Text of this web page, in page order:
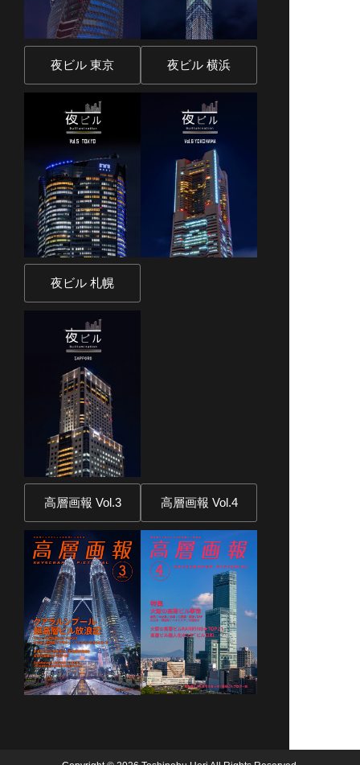
夜ビル 東京 夜ビル 横浜
夜ビル 札幌
高層画報 Vol.3 高層画報 Vol.4